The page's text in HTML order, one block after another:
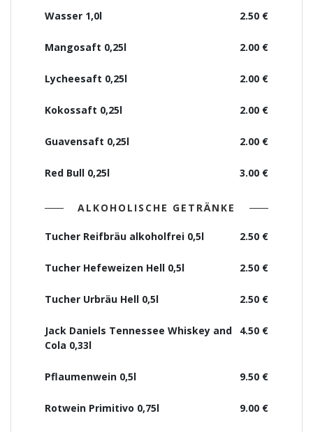
2.50 €
Wasser 1,0l
2.00 €
Mangosaft 0,25l
2.00 €
Lycheesaft 0,25l
2.00 €
Kokossaft 0,25l
2.00 €
Guavensaft 0,25l
3.00 €
Red Bull 0,25l
ALKOHOLISCHE GETRÄNKE
2.50 €
Tucher Reifbräu alkoholfrei 0,5l
2.50 €
Tucher Hefeweizen Hell 0,5l
2.50 €
Tucher Urbräu Hell 0,5l
4.50 €
Jack Daniels Tennessee Whiskey and
Cola 0,33l
9.50 €
Pflaumenwein 0,5l
9.00 €
Rotwein Primitivo 0,75l